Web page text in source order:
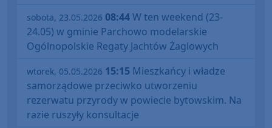
sobota, 23.05.2026 08:44W ten weekend (23-
24.05) w gminie Parchowo modelarskie
Ogólnopolskie Regaty Jachtów Żaglowych
wtorek, 05.05.2026 15:15 Mieszkańcy i władze
samorządowe przeciwko utworzeniu
rezerwatu przyrody w powiecie bytowskim. Na
razie ruszyły konsultacje